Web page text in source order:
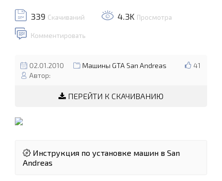
339 Скачиваний 4.3K Просмотра
Комментировать
41
02.01.2010
Машины GTA San Andreas
Автор:
ПЕРЕЙТИ К СКАЧИВАНИЮ
Инструкция по установке машин в San
Andreas